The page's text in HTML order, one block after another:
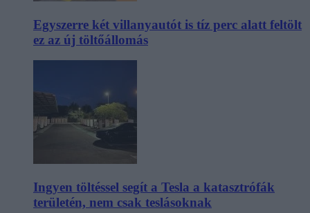
Egyszerre két villanyautót is tíz perc alatt feltölt
ez az új töltőállomás
Ingyen töltéssel segít a Tesla a katasztrófák
területén, nem csak teslásoknak